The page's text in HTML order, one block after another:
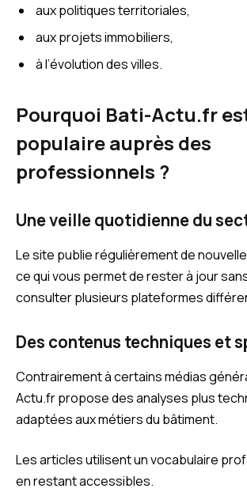
aux politiques territoriales,
aux projets immobiliers,
à l’évolution des villes.
Pourquoi Bati-Actu.fr
populaire auprès des
professionnels ?
Une veille quotidienne du
Le site publie régulièrement de
ce qui vous permet de rester à jour
consulter plusieurs plateformes
Des contenus techniques et
Contrairement à certains médias
Actu.fr propose des analyses plus
adaptées aux métiers du bâtiment.
Les articles utilisent un vocabulaire
en restant accessibles.